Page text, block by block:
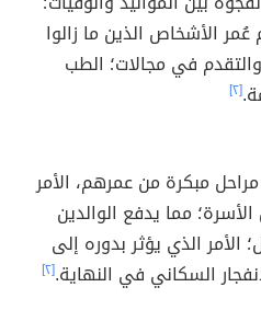
الأشخاص الذين ما زالوا
في مجالات؛ الطب
[٢]
مبكرة من عمرهم، الأمر
مما يدفع الوالدين
الأمر الذي يؤثر بدوره إلى
السكاني في النهاية.[٢]